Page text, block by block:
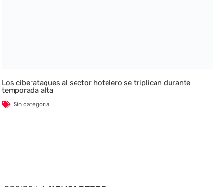
Los ciberataques al sector hotelero se triplican durante
temporada alta
Sin categoría